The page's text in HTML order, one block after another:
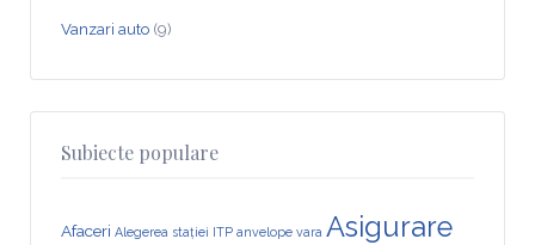
Vanzari auto (9)
Subiecte populare
Afaceri Alegerea stației ITP anvelope vara Asigurare